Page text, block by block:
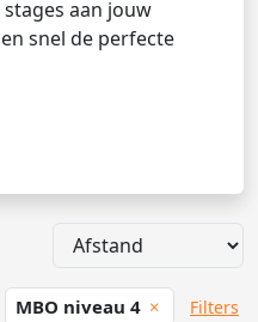
aan jouw
snel de perfecte
MBO niveau 4
Filters